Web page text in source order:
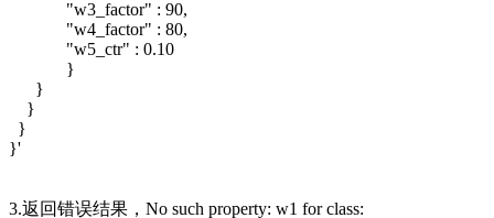
"w3_factor" : 90,
"w4_factor" : 80,
"w5_ctr" : 0.10
}
}
}
}
}'
3.返回错误结果，No such property: w1 for class: